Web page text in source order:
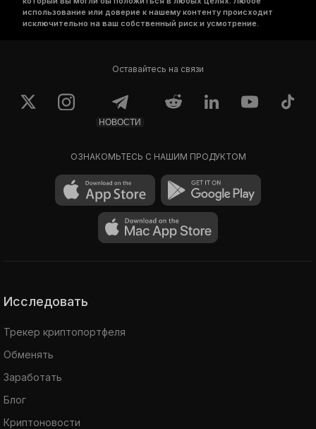
использование или доверие к нашему контенту происходит
исключительно на ваш собственный риск и усмотрение.
Оставайтесь на связи
НОВОСТИ
ОЗНАКОМЬТЕСЬ С НАШИМ ПРОДУКТОМ
Исследовать
Трекер криптопортфеля
Обменять
Заработать
Блог
Криптоновости